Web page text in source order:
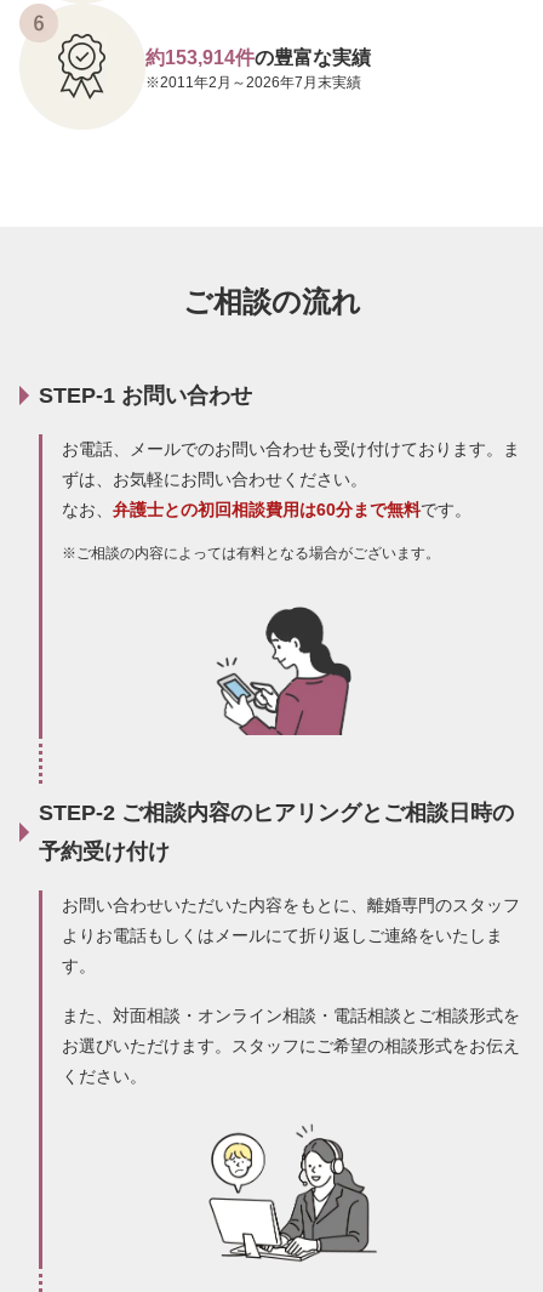
約153,914件の豊富な実績
2011年2月～2026年7月末実績
ご相談の流れ
STEP-1 お問い合わせ
お電話、メールでのお問い合わせも受け付けております。ま
ずは、お気軽にお問い合わせください。
なお、 弁護士との初回相談費用は60分まで無料です。
ご相談の内容によっては有料となる場合がございます。
STEP-2 ご相談内容のヒアリングとご相談日時の
予約受け付け
お問い合わせいただいた内容をもとに、離婚専門のスタッフ
よりお電話もしくはメールにて折り返しご連絡をいたしま
す。
また、対面相談・オンライン相談・電話相談とご相談形式を
お選びいただけます。スタッフにご希望の相談形式をお伝え
ください。